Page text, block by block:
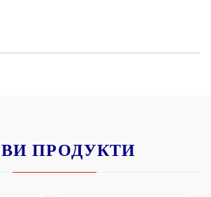
ПРОДУКТИ